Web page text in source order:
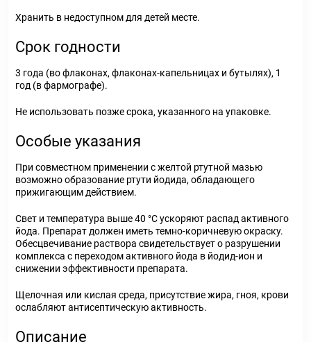
Хранить в недоступном для детей месте.
Срок годности
3 года (во флаконах, флаконах-капельницах и бутылях), 1
год (в фармографе).
Не использовать позже срока, указанного на упаковке.
Особые указания
При совместном применении с желтой ртутной мазью
возможно образование ртути йодида, обладающего
прижигающим действием.
Свет и температура выше 40 °С ускоряют распад активного
йода. Препарат должен иметь темно-коричневую окраску.
Обесцвечивание раствора свидетельствует о разрушении
комплекса с переходом активного йода в йодид-ион и
снижении эффективности препарата.
Щелочная или кислая среда, присутствие жира, гноя, крови
ослабляют антисептическую активность.
Описание